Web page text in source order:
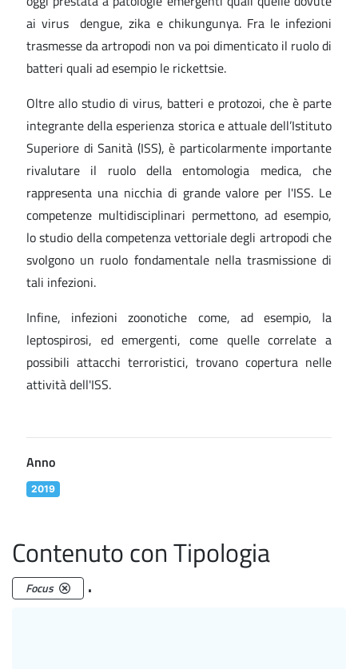
ai virus dengue, zika e chikungunya. Fra le infezioni
trasmesse da artropodi non va poi dimenticato il ruolo di
batteri quali ad esempio le rickettsie.
Oltre allo studio di virus, batteri e protozoi, che è parte
integrante della esperienza storica e attuale dell’Istituto
Superiore di Sanità (ISS), è particolarmente importante
rivalutare il ruolo della entomologia medica, che
rappresenta una nicchia di grande valore per l'ISS. Le
competenze multidisciplinari permettono, ad esempio,
lo studio della competenza vettoriale degli artropodi che
svolgono un ruolo fondamentale nella trasmissione di
tali infezioni.
Infine, infezioni zoonotiche come, ad esempio, la
leptospirosi, ed emergenti, come quelle correlate a
possibili attacchi terroristici, trovano copertura nelle
attività dell'ISS.
Anno
2019
Contenuto con Tipologia
Focus .